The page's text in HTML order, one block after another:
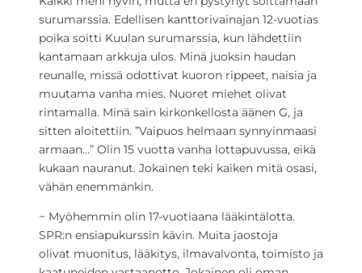
surumarssia. Edellisen kanttorivainajan 12-vuotias
poika soitti Kuulan surumarssia, kun lähdettiin
kantamaan arkkuja ulos. Minä juoksin haudan
reunalle, missä odottivat kuoron rippeet, naisia ja
muutama vanha mies. Nuoret miehet olivat
rintamalla. Minä sain kirkonkellosta äänen G, ja
sitten aloitettiin. ”Vaipuos helmaan synnyinmaasi
armaan…” Olin 15 vuotta vanha lottapuvussa, eikä
kukaan nauranut. Jokainen teki kaiken mitä osasi,
vähän enemmänkin.
− Myöhemmin olin 17-vuotiaana lääkintälotta.
SPR:n ensiapukurssin kävin. Muita jaostoja
olivat muonitus, lääkitys, ilmavalvonta, toimisto ja